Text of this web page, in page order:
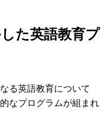
た英語教育プ
る英語教育について
なプログラムが組まれ